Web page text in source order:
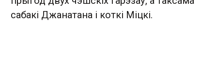
сабакі Джанатана і коткі Міцкі.